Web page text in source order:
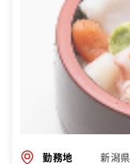
勤務地 新潟